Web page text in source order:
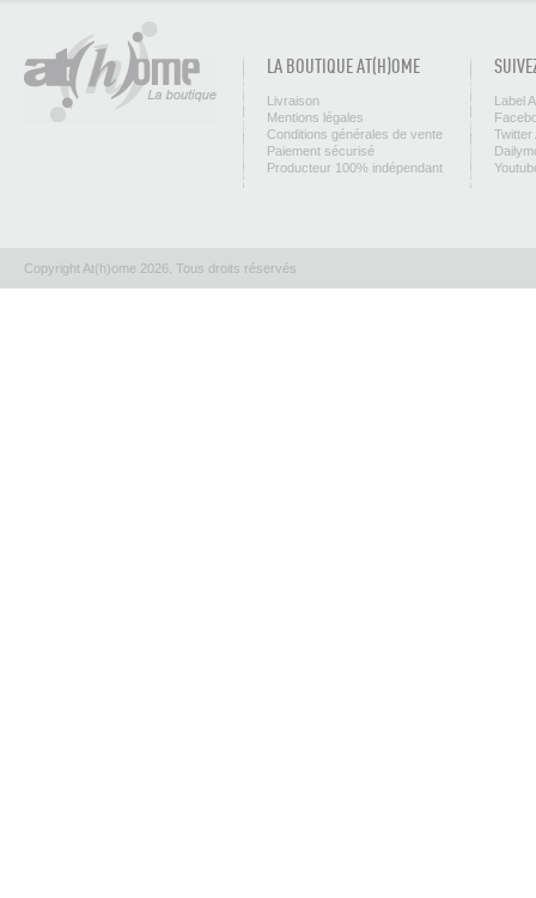
LA BOUTIQUE AT(H)OME
Livraison
Mentions légales
Conditions générales de vente
Paiement sécurisé
Producteur 100% indépendant
Label
Twitter
Copyright At(h)ome 2026. Tous droits réservés